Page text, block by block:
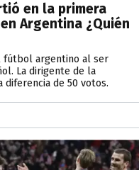
en la primera
Argentina ¿Quién
fútbol argentino al ser
La dirigente de la
diferencia de 50 votos.